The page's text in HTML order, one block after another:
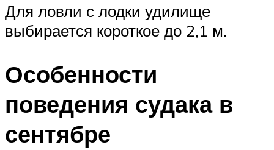
Для ловли с лодки удилище
выбирается короткое до 2,1 м.
Особенности
поведения судака в
сентябре